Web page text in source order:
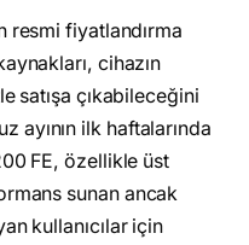
resmi fiyatlandırma
cihazın
satışa çıkabileceğini
ayının ilk haftalarında
FE, özellikle üst
sunan ancak
kullanıcılar için